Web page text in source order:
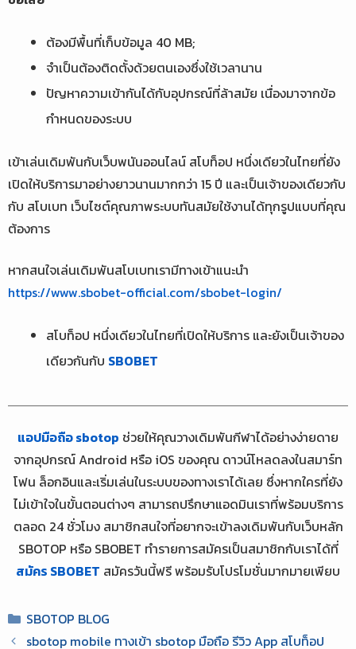
ต้องมีพื้นที่เก็บข้อมูล 40 MB;
จำเป็นต้องติดตั้งด้วยตนเองซึ่งใช้เวลานาน
ปัญหาความเข้ากันได้กับอุปกรณ์ที่ล้าสมัย เนื่องมาจากข้อ
กำหนดของระบบ
เข้าเล่นเดิมพันกับเว็บพนันออนไลน์ สโบท็อป หนึ่งเดียวในไทยที่ยัง
เปิดให้บริการมาอย่างยาวนานมากกว่า 15 ปี และเป็นเจ้าของเดียวกับ
กับ สโบเบท เว็บไซต์คุณภาพระบบทันสมัยใช้งานได้ทุกรูปแบบที่คุณ
ต้องการ
หากสนใจเล่นเดิมพันสโบเบทเรามีทางเข้าแนะนำ
https://www.sbobet-official.com/sbobet-login/
สโบท็อป หนึ่งเดียวในไทยที่เปิดให้บริการ และยังเป็นเจ้าของ
เดียวกันกับ SBOBET
แอปมือถือ sbotop ช่วยให้คุณวางเดิมพันกีฬาได้อย่างง่ายดาย
จากอุปกรณ์ Android หรือ iOS ของคุณ ดาวน์โหลดลงในสมาร์ท
โฟน ล็อกอินและเริ่มเล่นในระบบของทางเราได้เลย ซึ่งหากใครที่ยัง
ไม่เข้าใจในขั้นตอนต่างๆ สามารถปรึกษาแอดมินเราที่พร้อมบริการ
ตลอด 24 ชั่วโมง สมาชิกสนใจที่อยากจะเข้าลงเดิมพันกับเว็บหลัก
SBOTOP หรือ SBOBET ทำรายการสมัครเป็นสมาชิกกับเราได้ที่
สมัคร SBOBET สมัครวันนี้ฟรี พร้อมรับโปรโมชั่นมากมายเพียบ
Categories
SBOTOP BLOG
sbotop mobile ทางเข้า sbotop มือถือ รีวิว App สโบท็อป